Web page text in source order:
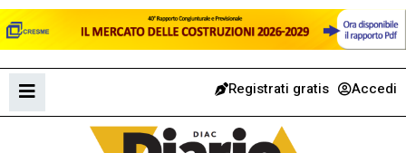
Registrati gratis Accedi